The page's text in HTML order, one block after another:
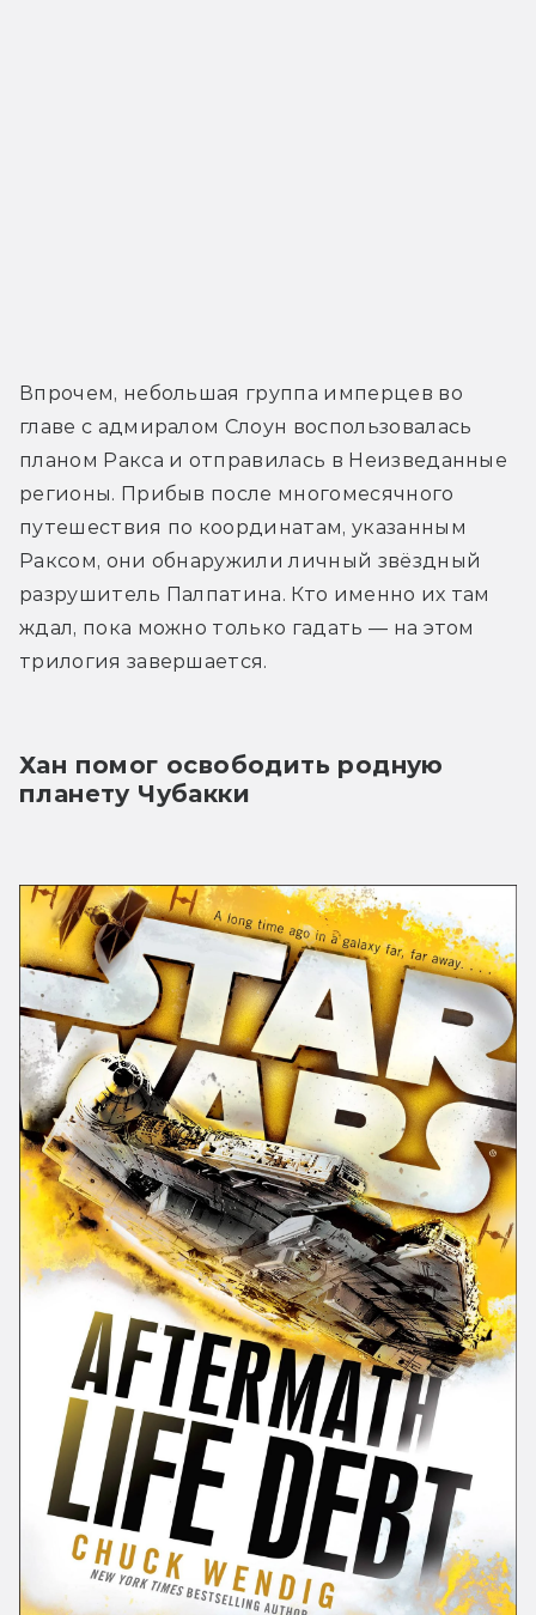
Впрочем, небольшая группа имперцев во
главе с адмиралом Слоун воспользовалась
планом Ракса и отправилась в Неизведанные
регионы. Прибыв после многомесячного
путешествия по координатам, указанным
Раксом, они обнаружили личный звёздный
разрушитель Палпатина. Кто именно их там
ждал, пока можно только гадать — на этом
трилогия завершается.
Хан помог освободить родную
планету Чубакки